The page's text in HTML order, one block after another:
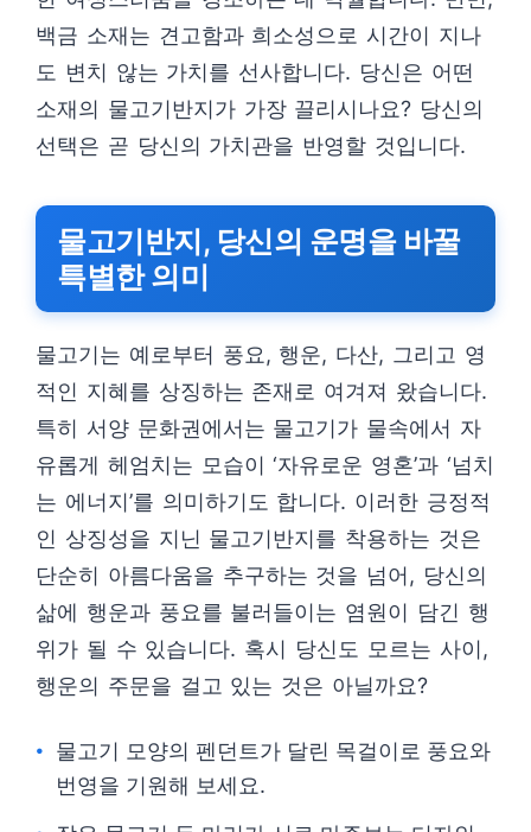
백금 소재는 견고함과 희소성으로 시간이 지나
도 변치 않는 가치를 선사합니다. 당신은 어떤
소재의 물고기반지가 가장 끌리시나요? 당신의
선택은 곧 당신의 가치관을 반영할 것입니다.
물고기반지, 당신의 운명을 바꿀
특별한 의미
물고기는 예로부터 풍요, 행운, 다산, 그리고 영
적인 지혜를 상징하는 존재로 여겨져 왔습니다.
특히 서양 문화권에서는 물고기가 물속에서 자
유롭게 헤엄치는 모습이 ‘자유로운 영혼’과 ‘넘치
는 에너지’를 의미하기도 합니다. 이러한 긍정적
인 상징성을 지닌 물고기반지를 착용하는 것은
단순히 아름다움을 추구하는 것을 넘어, 당신의
삶에 행운과 풍요를 불러들이는 염원이 담긴 행
위가 될 수 있습니다. 혹시 당신도 모르는 사이,
행운의 주문을 걸고 있는 것은 아닐까요?
물고기 모양의 펜던트가 달린 목걸이로 풍요와
번영을 기원해 보세요.